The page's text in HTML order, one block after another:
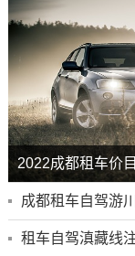
2022成都租车价
成都租车自驾游
租车自驾滇藏线